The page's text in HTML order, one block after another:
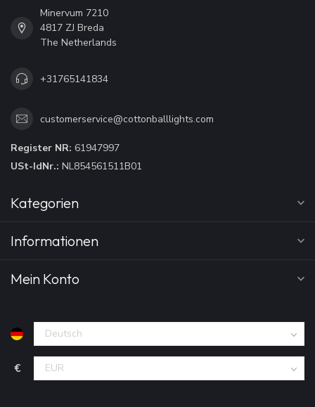
Minervum 7210
4817 ZJ Breda
The Netherlands
+31765141834
customerservice@cottonballlights.com
Register NR: 61947997
USt-IdNr.: NL854561511B01
Kategorien
Informationen
Mein Konto
€